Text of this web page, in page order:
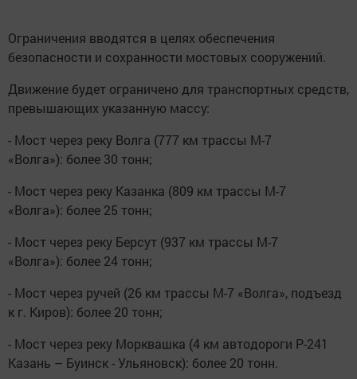
Ограничения вводятся в целях обеспечения
безопасности и сохранности мостовых сооружений.
Движение будет ограничено для транспортных средств,
превышающих указанную массу:
- Мост через реку Волга (777 км трассы М-7
«Волга»): более 30 тонн;
- Мост через реку Казанка (809 км трассы М-7
«Волга»): более 25 тонн;
- Мост через реку Берсут (937 км трассы М-7
«Волга»): более 24 тонн;
- Мост через ручей (26 км трассы М-7 «Волга», подъезд
к г. Киров): более 20 тонн;
- Мост через реку Морквашка (4 км автодороги Р-241
Казань – Буинск - Ульяновск): более 20 тонн.